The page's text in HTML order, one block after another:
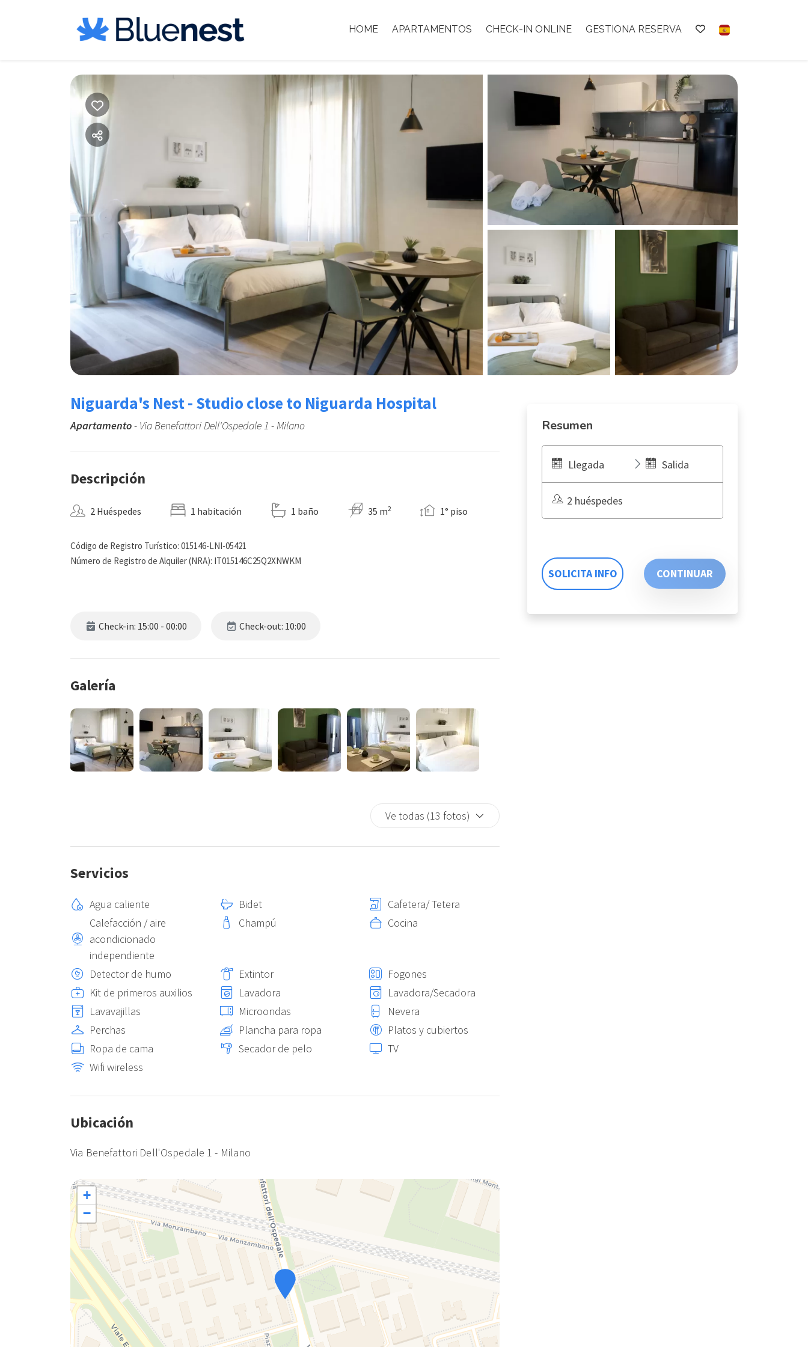
HOME APARTAMENTOS CHECK-IN ONLINE GESTIONA RESERVA
Niguarda's Nest - Studio close to Niguarda Hospital
Apartamento- Via Benefattori Dell'Ospedale 1 - Milano
Descripción
2 Huéspedes 1 habitación 1 baño 35 m2 1° piso
Código de Registro Turístico: 015146-LNI-05421
Número de Registro de Alquiler (NRA): IT015146C25Q2XNWKM
Check-in: 15:00 - 00:00 Check-out: 10:00
Galería
Ve todas (13 fotos)
Servicios
Agua caliente Bidet
Cafetera/ Tetera
Calefacción / aire
acondicionado
independiente
Champú Cocina
Detector de humo Extintor
Fogones
Kit de primeros auxilios
Lavadora
Lavadora/Secadora
Lavavajillas
Microondas
Nevera
Perchas
Plancha para ropa
Platos y cubiertos
Ropa de cama
Secador de pelo
TV
Wifi wireless
Ubicación
Via Benefattori Dell'Ospedale 1 - Milano
+
−
Resumen
Llegada Salida
2 huéspedes
SOLICITA INFO CONTINUAR